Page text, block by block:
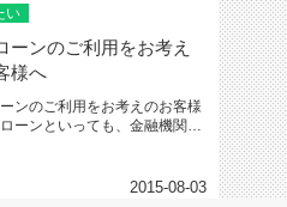
い
ーンのご利用をお考え
様へ
ンのご利用をお考えのお客様
ーンといっても、金融機関そ
2015-08-03